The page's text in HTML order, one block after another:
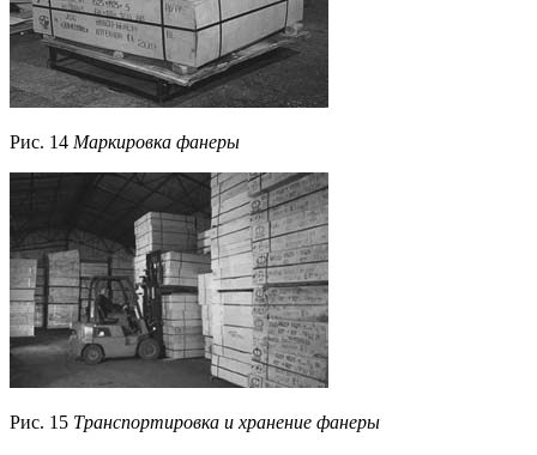
Рис. 14 Маркировка фанеры
Рис. 15 Транспортировка и хранение фанеры